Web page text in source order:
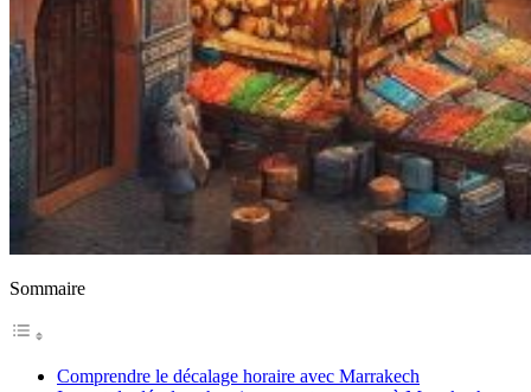
Sommaire
Comprendre le décalage horaire avec Marrakech